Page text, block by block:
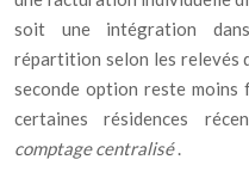
soit une intégration
répartition selon les relevés
seconde option reste moins
certaines résidences
comptage centralisé.